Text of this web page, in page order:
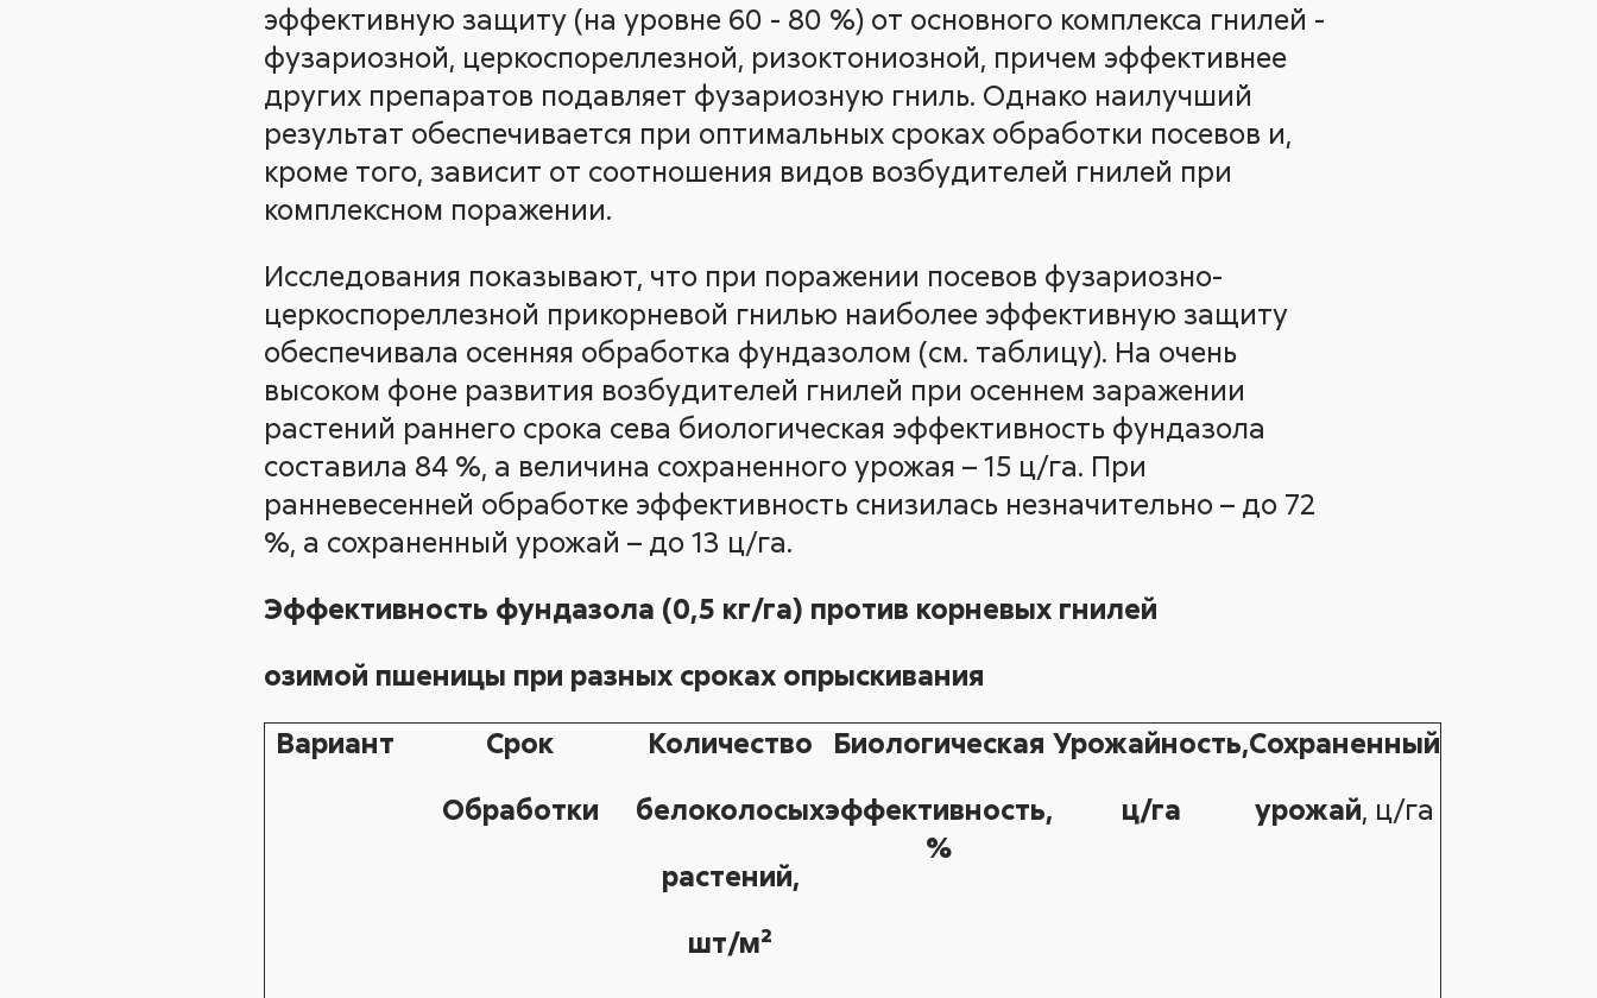
эффективную защиту (на уровне 60 - 80 %) от основного комплекса гнилей -
фузариозной, церкоспореллезной, ризоктониозной, причем эффективнее
других препаратов подавляет фузариозную гниль. Однако наилучший
результат обеспечивается при оптимальных сроках обработки посевов и,
кроме того, зависит от соотношения видов возбудителей гнилей при
комплексном поражении.
Исследования показывают, что при поражении посевов фузариозно-
церкоспореллезной прикорневой гнилью наиболее эффективную защиту
обеспечивала осенняя обработка фундазолом (см. таблицу). На очень
высоком фоне развития возбудителей гнилей при осеннем заражении
растений раннего срока сева биологическая эффективность фундазола
составила 84 %, а величина сохраненного урожая – 15 ц/га. При
ранневесенней обработке эффективность снизилась незначительно – до 72
%, а сохраненный урожай – до 13 ц/га.
Эффективность фундазола (0,5 кг/га) против корневых гнилей
озимой пшеницы при разных сроках опрыскивания
Вариант
Срок
Обработки
Количество
белоколосых
растений,
шт/м²
Биологическая
эффективность,
%
Урожайность,
ц/га
Сохраненный
урожай, ц/га